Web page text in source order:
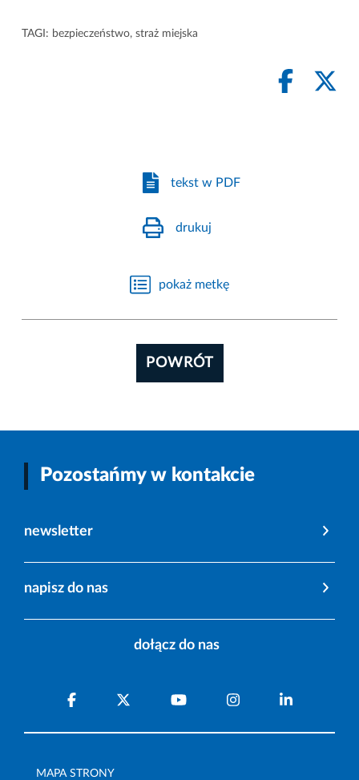
TAGI: bezpieczeństwo, straż miejska
tekst w PDF
drukuj
pokaż metkę
POWRÓT
Pozostańmy w kontakcie
newsletter
napisz do nas
dołącz do nas
MAPA STRONY